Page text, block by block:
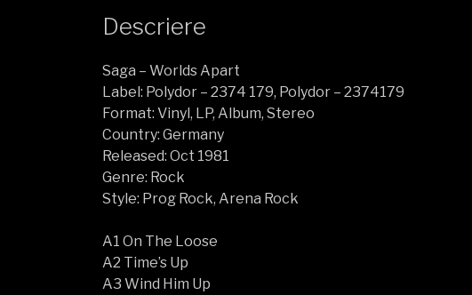
Descriere
Saga – Worlds Apart
Label: Polydor – 2374 179, Polydor – 2374179
Format: Vinyl, LP, Album, Stereo
Country: Germany
Released: Oct 1981
Genre: Rock
Style: Prog Rock, Arena Rock
A1 On The Loose
A2 Time’s Up
A3 Wind Him Up